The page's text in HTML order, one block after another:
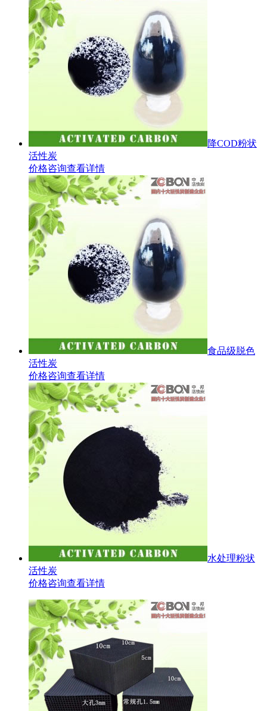
降COD粉状
活性炭
价格咨询查看详情
食品级脱色
活性炭
价格咨询查看详情
水处理粉状
活性炭
价格咨询查看详情